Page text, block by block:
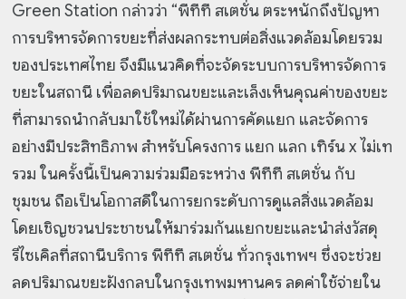
Green Station กล่าวว่า “พีทีที สเตชั่น ตระหนักถึงปัญหา
การบริหารจัดการขยะที่ส่งผลกระทบต่อสิ่งแวดล้อมโดยรวม
ของประเทศไทย จึงมีแนวคิดที่จะจัดระบบการบริหารจัดการ
ขยะในสถานี เพื่อลดปริมาณขยะและเล็งเห็นคุณค่าของขยะ
ที่สามารถนำกลับมาใช้ใหม่ได้ผ่านการคัดแยก และจัดการ
อย่างมีประสิทธิภาพ สำหรับโครงการ แยก แลก เทิร์น x ไม่เท
รวม ในครั้งนี้เป็นความร่วมมือระหว่าง พีทีที สเตชั่น กับ
ชุมชน ถือเป็นโอกาสดีในการยกระดับการดูแลสิ่งแวดล้อม
โดยเชิญชวนประชาชนให้มาร่วมกันแยกขยะและนำส่งวัสดุ
รีไซเคิลที่สถานีบริการ พีทีที สเตชั่น ทั่วกรุงเทพฯ ซึ่งจะช่วย
ลดปริมาณขยะฝังกลบในกรุงเทพมหานคร ลดค่าใช้จ่ายใน